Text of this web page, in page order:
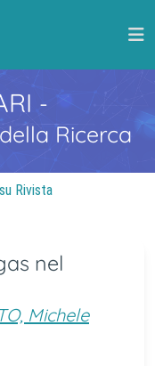
-
Ricerca
Rivista
nel
Michele